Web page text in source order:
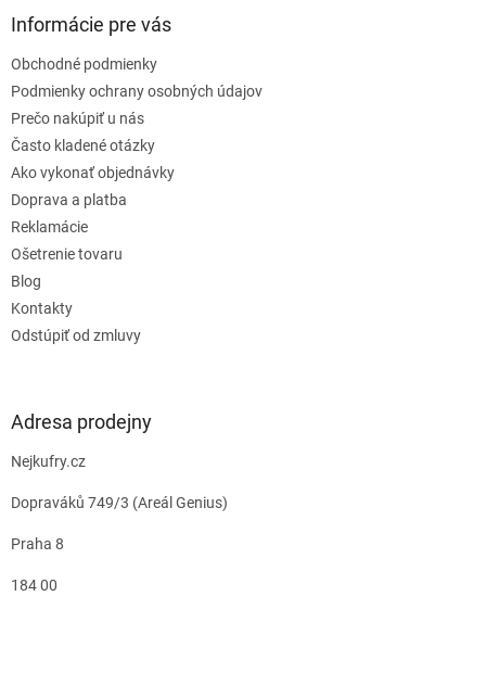
Informácie pre vás
Obchodné podmienky
Podmienky ochrany osobných údajov
Prečo nakúpiť u nás
Často kladené otázky
Ako vykonať objednávky
Doprava a platba
Reklamácie
Ošetrenie tovaru
Blog
Kontakty
Odstúpiť od zmluvy
Adresa prodejny
Nejkufry.cz
Dopraváků 749/3 (Areál Genius)
Praha 8
184 00